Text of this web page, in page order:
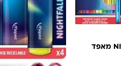
12 צבעי עפרון NIGHTFALL מאפד